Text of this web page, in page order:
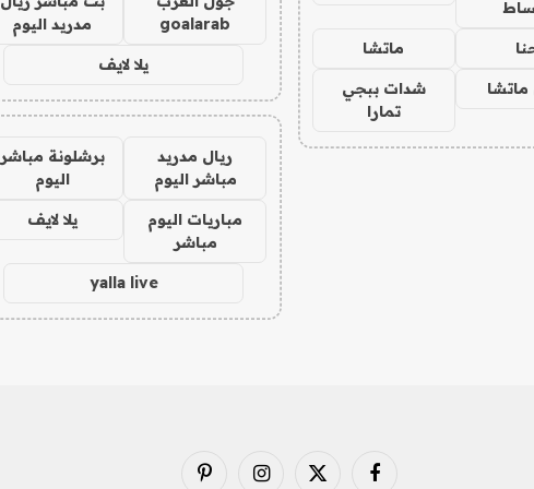
ماتشا
شدات ببجي
تمارا
goalarab
مدريد اليوم
يلا لايف
ريال مدريد
مباشر اليوم
برشلونة مباشر
اليوم
مباريات اليوم
مباشر
يلا لايف
yalla live
فيسبوك X الانستغرامبينتيريست